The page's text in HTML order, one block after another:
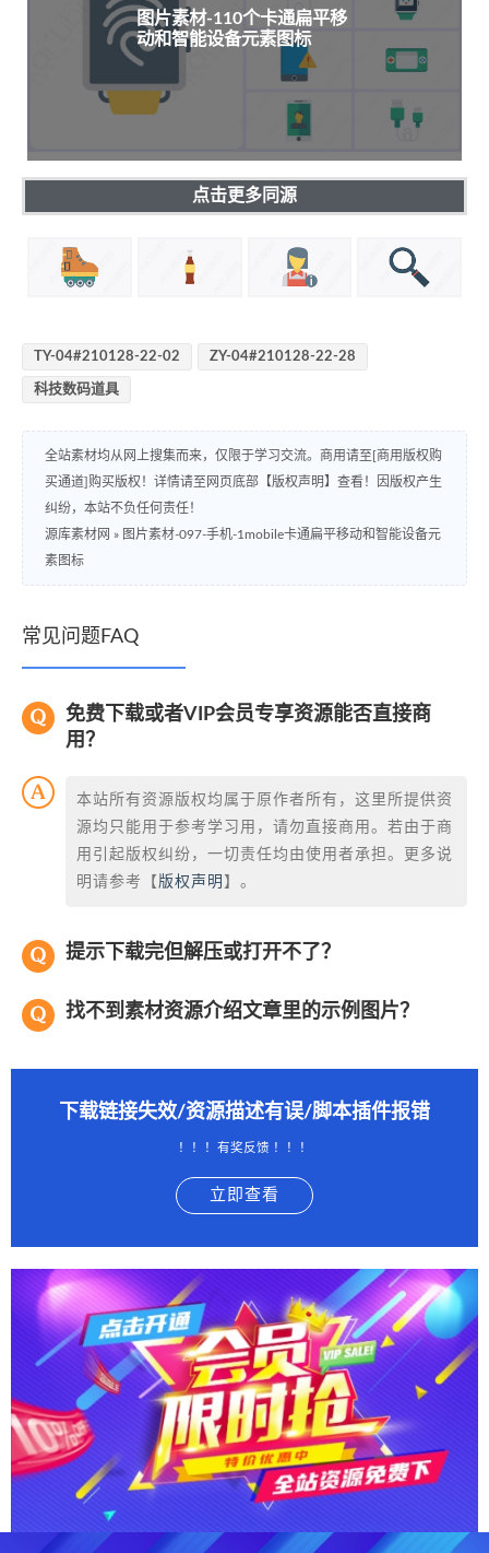
图片素材-110个卡通扁平移
动和智能设备元素图标
点击更多同源
TY-04#210128-22-02 ZY-04#210128-22-28
科技数码道具
全站素材均从网上搜集而来，仅限于学习交流。商用请至[商用版权购
买通道]购买版权！详情请至网页底部【版权声明】查看！因版权产生
纠纷，本站不负任何责任！
源库素材网 » 图片素材-097-手机-1mobile卡通扁平移动和智能设备元
素图标
常见问题FAQ
免费下载或者VIP会员专享资源能否直接商
用？
本站所有资源版权均属于原作者所有，这里所提供资
源均只能用于参考学习用，请勿直接商用。若由于商
用引起版权纠纷，一切责任均由使用者承担。更多说
明请参考【 版权声明 】。
提示下载完但解压或打开不了？
找不到素材资源介绍文章里的示例图片？
下载链接失效/资源描述有误/脚本插件报错
！！！有奖反馈 ！！！
立即查看